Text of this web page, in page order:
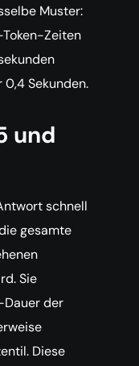
Muster:
Zeiten
Sekunden.
und
schnell
gesamte
Sie
der
Diese